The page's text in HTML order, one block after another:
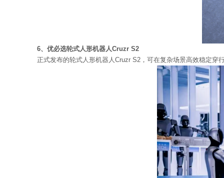
6、优必选轮式人形机器人Cruzr S2
正式发布的轮式人形机器人Cruzr S2，可在复杂场景高效稳定